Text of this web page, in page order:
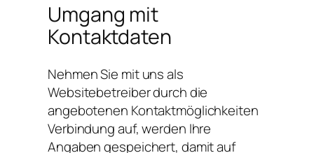
Umgang mit
Kontaktdaten
Nehmen Sie mit uns als
Websitebetreiber durch die
angebotenen Kontaktmöglichkeiten
Verbindung auf, werden Ihre
Angaben gespeichert, damit auf